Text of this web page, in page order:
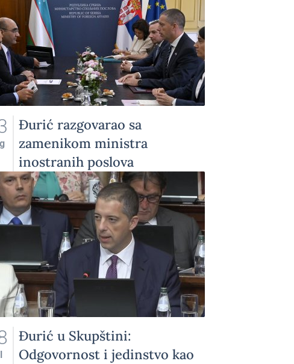
Đurić razgovarao sa
zamenikom ministra
inostranih poslova
Uzbekistana o daljem
unapređenju bilateralnih
odnosa
Đurić u Skupštini:
Odgovornost i jedinstvo kao